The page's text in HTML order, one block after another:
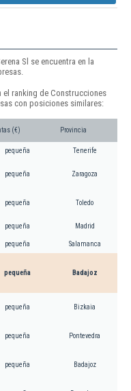
Sl se encuentra en la
ranking de Construcciones
con posiciones similares:
(€) Provincia
pequeña Tenerife
pequeña Zaragoza
pequeña Toledo
pequeña Madrid
pequeña Salamanca
pequeña Badajoz
pequeña Bizkaia
pequeña Pontevedra
pequeña Badajoz